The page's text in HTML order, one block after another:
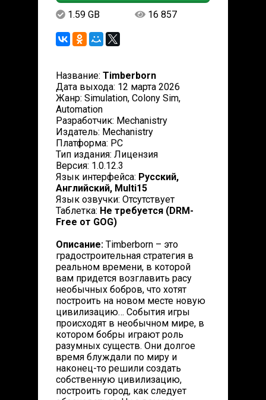
1.59 GB 16 857
Название: Timberborn
Дата выхода: 12 марта 2026
Жанр: Simulation, Colony Sim,
Automation
Разработчик: Mechanistry
Издатель: Mechanistry
Платформа: PC
Тип издания: Лицензия
Версия: 1.0.12.3
Язык интерфейса: Русский,
Английский, Multi15
Язык озвучки: Отсутствует
Таблетка: Не требуется (DRM-
Free от GOG)
Описание: Timberborn – это
градостроительная стратегия в
реальном времени, в которой
вам придется возглавить расу
необычных бобров, что хотят
построить на новом месте новую
цивилизацию… События игры
происходят в необычном мире, в
котором бобры играют роль
разумных существ. Они долгое
время блуждали по миру и
наконец-то решили создать
собственную цивилизацию,
построить город, как следует